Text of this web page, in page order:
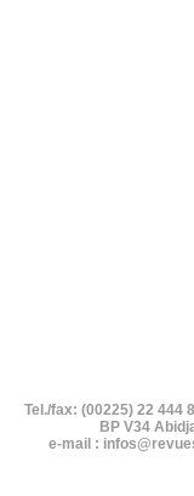
Tel./fax: (00225) 22 444
BP V34
e-mail :